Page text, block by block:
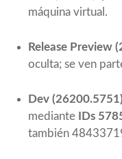
máquina virtual.
Release Preview
oculta; se ven
Dev (26200.5751)
mediante
IDs
también